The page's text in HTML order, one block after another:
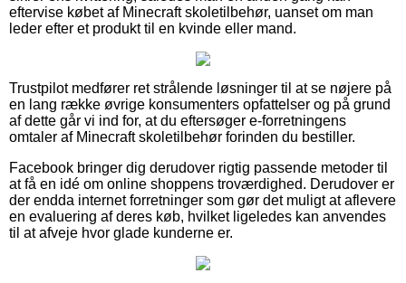
eftervise købet af Minecraft skoletilbehør, uanset om man
leder efter et produkt til en kvinde eller mand.
Trustpilot medfører ret strålende løsninger til at se nøjere på
en lang række øvrige konsumenters opfattelser og på grund
af dette går vi ind for, at du eftersøger e-forretningens
omtaler af Minecraft skoletilbehør forinden du bestiller.
Facebook bringer dig derudover rigtig passende metoder til
at få en idé om online shoppens troværdighed. Derudover er
der endda internet forretninger som gør det muligt at aflevere
en evaluering af deres køb, hvilket ligeledes kan anvendes
til at afveje hvor glade kunderne er.